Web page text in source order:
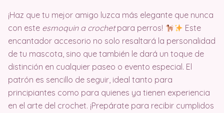
¡Haz que tu mejor amigo luzca más elegante que nunca
con este esmoquin a crochetpara perros!
Este
encantador accesorio no solo resaltará la personalidad
de tu mascota, sino que también le dará un toque de
distinción en cualquier paseo o evento especial. El
patrón es sencillo de seguir, ideal tanto para
principiantes como para quienes ya tienen experiencia
en el arte del crochet. ¡Prepárate para recibir cumplidos